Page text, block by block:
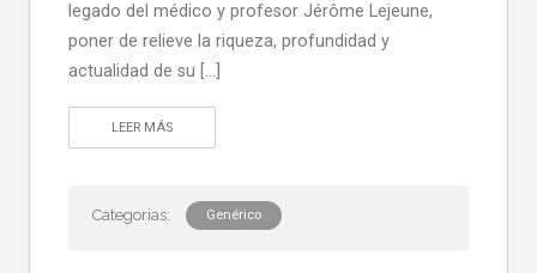
legado del médico y profesor Jérôme Lejeune,
poner de relieve la riqueza, profundidad y
actualidad de su […]
LEER MÁS
Genérico